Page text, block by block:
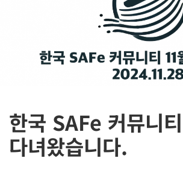
한국 SAFe 커뮤니
다녀왔습니다.